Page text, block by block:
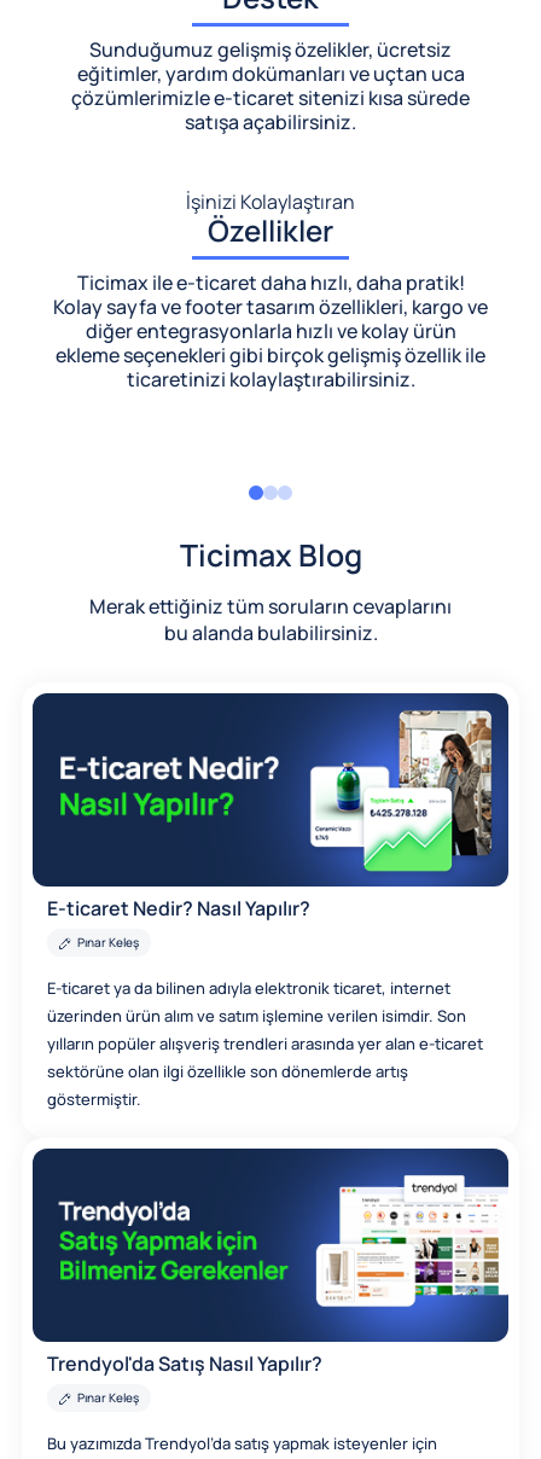
Sunduğumuz gelişmiş özelikler, ücretsiz
eğitimler, yardım dokümanları ve uçtan uca
çözümlerimizlee-ticaret sitenizi kısa sürede
satışa açabilirsiniz.
İşinizi Kolaylaştıran
Özellikler
Ticimax ile e-ticaret daha hızlı, daha pratik!
Kolay sayfa ve footer tasarım özellikleri, kargo ve
diğer entegrasyonlarla hızlı ve kolay ürün
ekleme seçenekleri gibi birçok gelişmiş özellik ile
ticaretinizi kolaylaştırabilirsiniz.
Ticimax Blog
Merak ettiğiniz tüm soruların cevaplarını
bu alanda bulabilirsiniz.
E-ticaret Nedir? Nasıl Yapılır?
Pınar Keleş
E-ticaret ya da bilinen adıyla elektronik ticaret, internet
üzerinden ürün alım ve satım işlemine verilen isimdir. Son
yılların popüler alışveriş trendleri arasında yer alan e-ticaret
sektörüne olan ilgi özellikle son dönemlerde artış
göstermiştir.
Trendyol'da Satış Nasıl Yapılır?
Pınar Keleş
Bu yazımızda Trendyol’da satış yapmak isteyenler için